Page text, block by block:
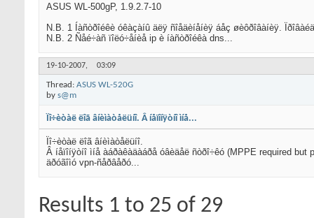
ASUS WL-500gP, 1.9.2.7-10
N.B. 1 Íàñòðîéêè óêàçàíû äëÿ ñîåäèíåíèÿ áåç øèôðîâàíèÿ.
N.B. 2 Ñåé÷àñ ïîëó÷åíèå ip è íàñòðîéêà dns...
19-10-2007, 03:09
Thread: ASUS WL-520G
by s@m
Ïî÷èòàë ëîã âíèìàòåëüíî. Â íåïîíÿòíî ìíå...
Ïî÷èòàë ëîã âíèìàòåëüíî.
Â íåïîíÿòíî ìíå àáðàêàäàáðå óâèäåë ñòðî÷êó (MPPE required
äðóãîìó vpn-ñåðâåðó...
Results 1 to 25 of 29